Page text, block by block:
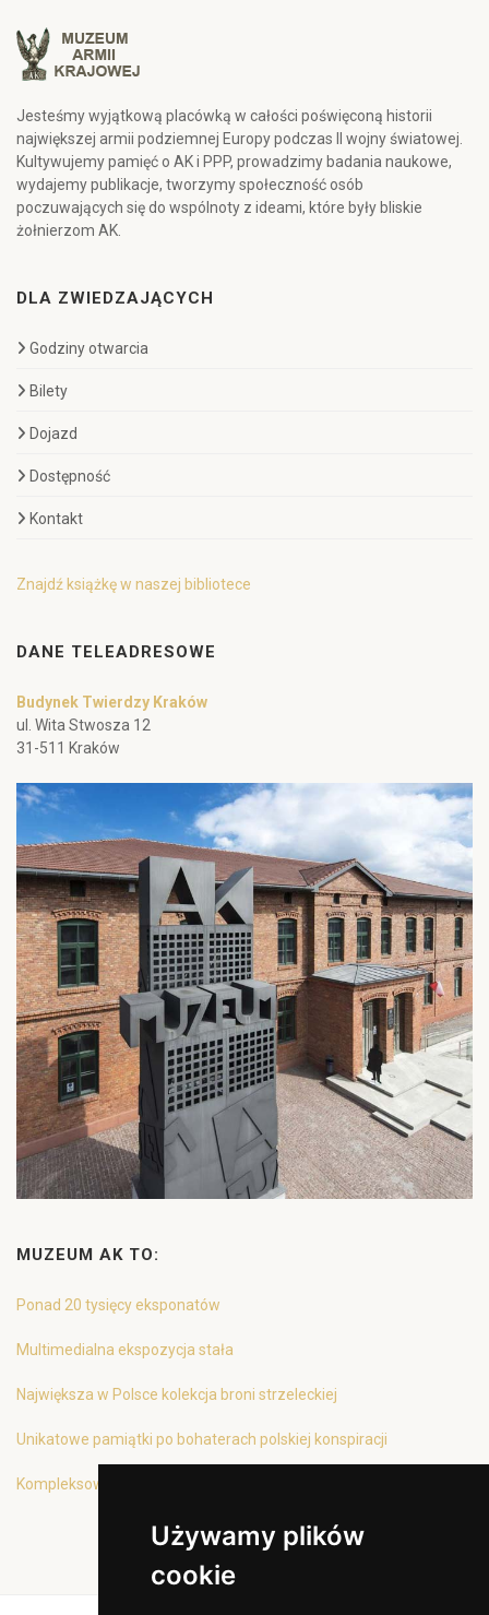
Używamy plików
cookie
Jesteśmy wyjątkową placówką w całości poświęconą historii
największej armii podziemnej Europy podczas II wojny światowej.
Kultywujemy pamięć o AK i PPP, prowadzimy badania naukowe,
wydajemy publikacje, tworzymy społeczność osób
poczuwających się do wspólnoty z ideami, które były bliskie
żołnierzom AK.
DLA ZWIEDZAJĄCYCH
Godziny otwarcia
Bilety
Dojazd
Dostępność
Kontakt
Znajdź książkę w naszej bibliotece
DANE TELEADRESOWE
Budynek Twierdzy Kraków
ul. Wita Stwosza 12
31-511 Kraków
MUZEUM AK TO:
Ponad 20 tysięcy eksponatów
Multimedialna ekspozycja stała
Największa w Polsce kolekcja broni strzeleckiej
Unikatowe pamiątki po bohaterach polskiej konspiracji
Kompleksowa oferta edukacyjna